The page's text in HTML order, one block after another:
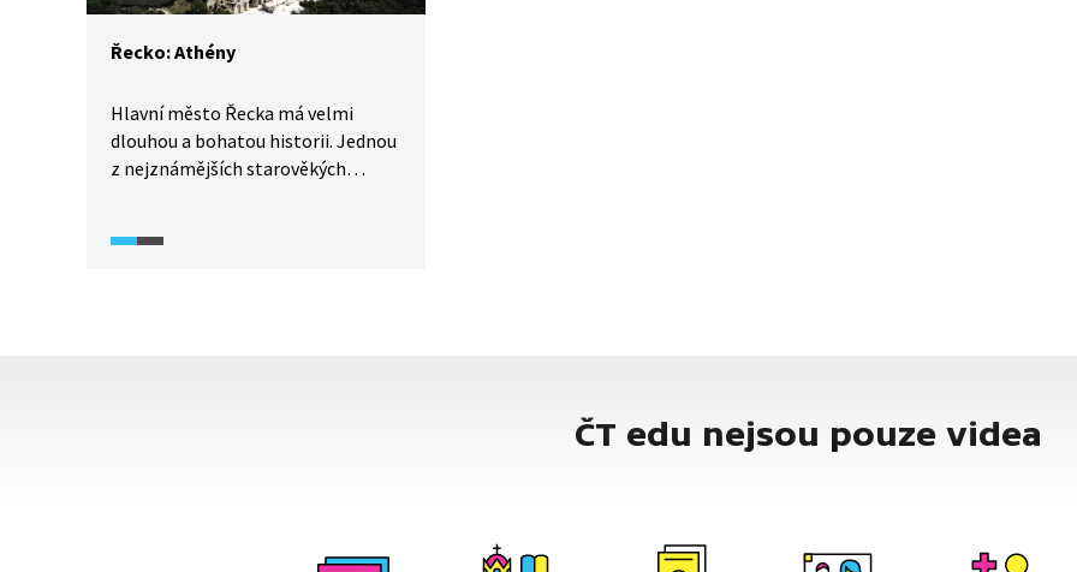
Řecko: Athény
Hlavní město Řecka má velmi
dlouhou a bohatou historii. Jednou
z nejznámějších starověkých
staveb, které byly centrem
ČT edu nejsou pouze videa